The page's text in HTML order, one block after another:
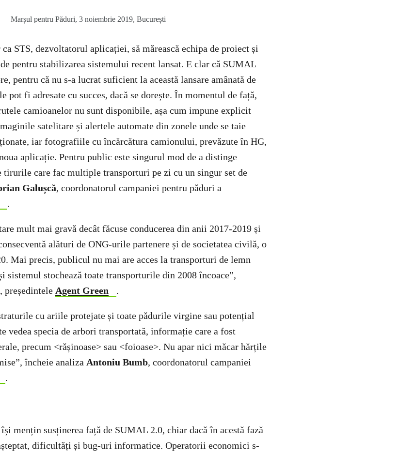
Marșul pentru Păduri, 3 noiembrie 2019, București
ca STS, dezvoltatorul aplicației, să mărească echipa de proiect și
pentru stabilizarea sistemului recent lansat. E clar că SUMAL
pentru că nu s-a lucrat suficient la această lansare amânată de
pot fi adresate cu succes, dacă se dorește. În momentul de față,
camioanelor nu sunt disponibile, așa cum impune explicit
satelitare și alertele automate din zonele unde se taie
iar fotografiile cu încărcătura camionului, prevăzute în HG,
aplicație. Pentru public este singurul mod de a distinge
tirurile care fac multiple transporturi pe zi cu un singur set de
Galușcă, coordonatorul campaniei pentru păduri a
.
mult mai gravă decât făcuse conducerea din anii 2017-2019 și
alături de ONG-urile partenere și de societatea civilă, o
Mai precis, publicul nu mai are acces la transporturi de lemn
sistemul stochează toate transporturile din 2008 încoace”,
, președintele Agent Green .
cu ariile protejate și toate pădurile virgine sau potențial
vedea specia de arbori transportată, informație care a fost
precum <rășinoase> sau <foioase>. Nu apar nici măcar hărțile
încheie analiza Antoniu Bumb, coordonatorul campaniei
.
mențin susținerea față de SUMAL 2.0, chiar dacă în acestă fază
dificultăți și bug-uri informatice. Operatorii economici s-